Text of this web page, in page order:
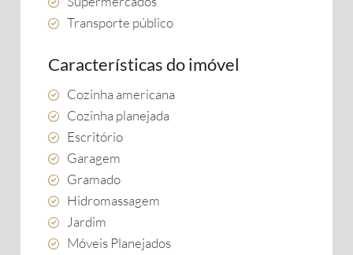
Transporte público
Características do imóvel
Cozinha americana
Cozinha planejada
Escritório
Garagem
Gramado
Hidromassagem
Jardim
Móveis Planejados